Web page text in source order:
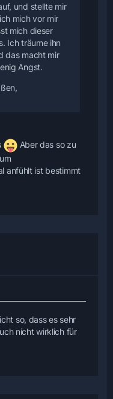
und stellte mir
mich vor mir
mich dieser
Ich träume ihn
das macht mir
Angst.
Aber das so zu
anfühlt ist bestimmt
so, dass es sehr
nicht wirklich für